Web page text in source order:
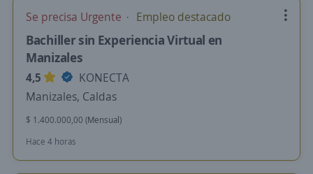
Se precisa Urgente Empleo destacado
Bachiller sin Experiencia Virtual en
Manizales
4,5
KONECTA
Manizales, Caldas
$ 1.400.000,00 (Mensual)
Hace 4 horas